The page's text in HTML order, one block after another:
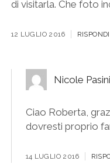
di visitarla. Che foto
12 LUGLIO 2016 RISPONDI
Nicole Pasini
Ciao Roberta,
dovresti proprio
14 LUGLIO 2016